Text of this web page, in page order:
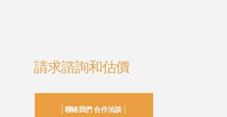
請求諮詢和估價
│聯絡我們 合作洽談 │